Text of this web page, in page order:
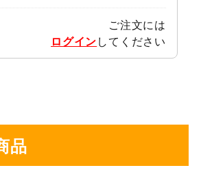
ご注文には
ログインしてください
品